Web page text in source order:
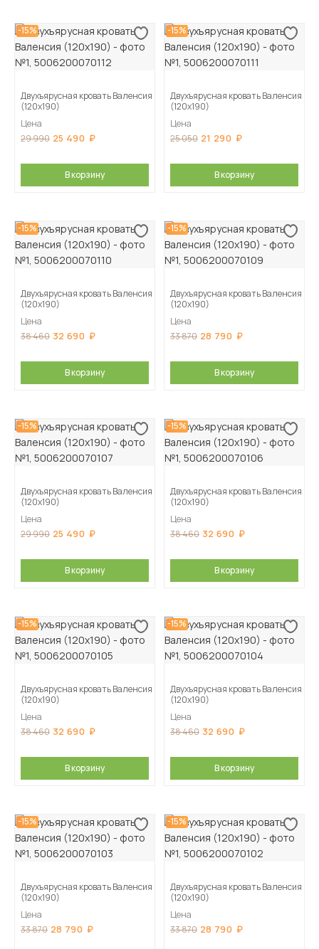
-15%
Двухъярусная кровать Валенсия
(120х190)
Цена
29 990 25 490
В корзину
-15%
Двухъярусная кровать Валенсия
(120х190)
Цена
25 050 21 290
В корзину
-15%
Двухъярусная кровать Валенсия
(120х190)
Цена
38 460 32 690
В корзину
-15%
Двухъярусная кровать Валенсия
(120х190)
Цена
33 870 28 790
В корзину
-15%
Двухъярусная кровать Валенсия
(120х190)
Цена
29 990 25 490
В корзину
-15%
Двухъярусная кровать Валенсия
(120х190)
Цена
38 460 32 690
В корзину
-15%
Двухъярусная кровать Валенсия
(120х190)
Цена
38 460 32 690
В корзину
-15%
Двухъярусная кровать Валенсия
(120х190)
Цена
38 460 32 690
В корзину
-15%
Двухъярусная кровать Валенсия
(120х190)
Цена
33 870 28 790
-15%
Двухъярусная кровать Валенсия
(120х190)
Цена
33 870 28 790